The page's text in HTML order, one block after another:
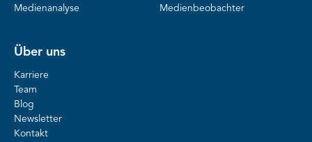
Medienanalyse
Medienbeobachter
Über uns
Karriere
Team
Blog
Newsletter
Kontakt